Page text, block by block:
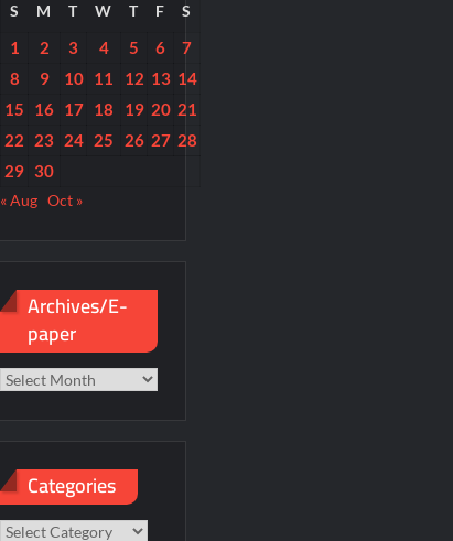
S M T W T F S
1 2 3 4 5 6
7
8
9 10 11 12 13 14
15
16 17 18 19 20 21
22
23 24 25 26 27 28
29 30
« Aug Oct »
Archives/E-
paper
Archives/E-
Categories
Categories